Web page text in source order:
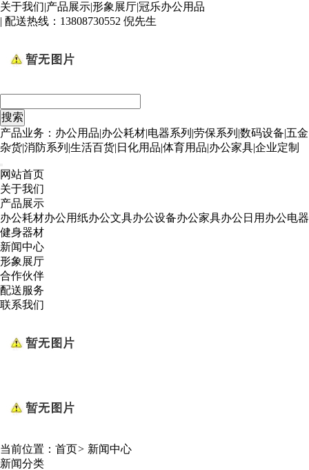
关于我们|产品展示|形象展厅|冠乐办公用品
| 配送热线： 13808730552 倪先生
产品业务：办公用品|办公耗材|电器系列|劳保系列|数码设备|五金
杂货|消防系列|生活百货|日化用品|体育用品|办公家具|企业定制
网站首页
关于我们
产品展示
办公耗材办公用纸办公文具办公设备办公家具办公日用 办公电器
健身器材
新闻中心
形象展厅
合作伙伴
配送服务
联系我们
当前位置： 首页> 新闻中心
新闻分类